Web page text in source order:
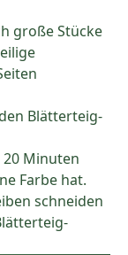
große Stücke
Blätterteig-
20 Minuten
Farbe hat.
schneiden